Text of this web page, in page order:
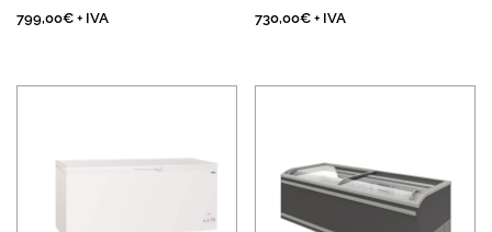
799,00€ + IVA 730,00€ + IVA